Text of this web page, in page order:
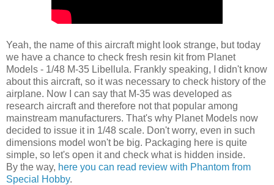
Yeah, the name of this aircraft might look strange, but today
we have a chance to check fresh resin kit from Planet
Models - 1/48 M-35 Libellula. Frankly speaking, I didn't know
about this aircraft, so it was necessary to check history of the
airplane. Now I can say that M-35 was developed as
research aircraft and therefore not that popular among
mainstream manufacturers. That's why Planet Models now
decided to issue it in 1/48 scale. Don't worry, even in such
dimensions model won't be big. Packaging here is quite
simple, so let's open it and check what is hidden inside.
By the way, here you can read review with Phantom from
Special Hobby.